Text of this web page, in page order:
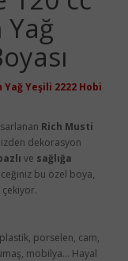
Yeşili 2222 Hobi
Rich Musti
dekorasyon
ve sağlığa
bu özel boya,
porselen, cam,
mobilya... Hayal